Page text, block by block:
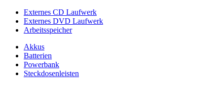
Externes CD Laufwerk
Externes DVD Laufwerk
Arbeitsspeicher
Akkus
Batterien
Powerbank
Steckdosenleisten